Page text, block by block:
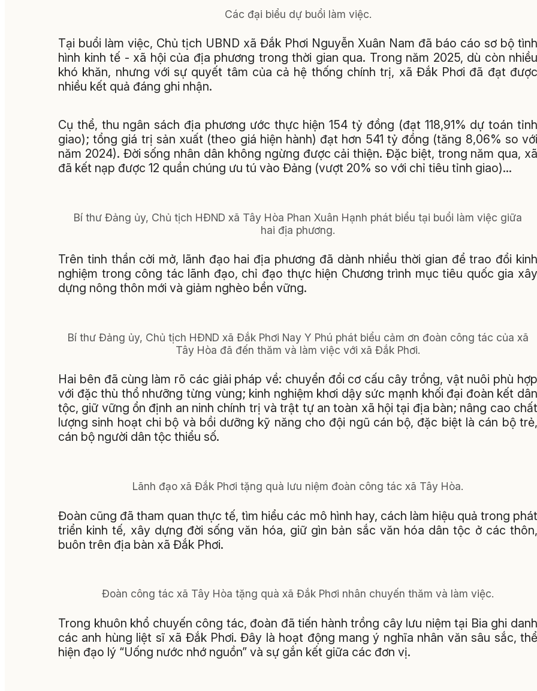
Các đại biểu dự buổi làm việc.
Tại buổi làm việc, Chủ tịch UBND xã Đắk Phơi Nguyễn Xuân Nam đã báo cáo sơ bộ tình
hình kinh tế - xã hội của địa phương trong thời gian qua. Trong năm 2025, dù còn nhiều
khó khăn, nhưng với sự quyết tâm của cả hệ thống chính trị, xã Đắk Phơi đã đạt được
nhiều kết quả đáng ghi nhận.
Cụ thể, thu ngân sách địa phương ước thực hiện 154 tỷ đồng (đạt 118,91% dự toán tỉnh
giao); tổng giá trị sản xuất (theo giá hiện hành) đạt hơn 541 tỷ đồng (tăng 8,06% so với
năm 2024). Đời sống nhân dân không ngừng được cải thiện. Đặc biệt, trong năm qua, xã
đã kết nạp được 12 quần chúng ưu tú vào Đảng (vượt 20% so với chỉ tiêu tỉnh giao)…
Bí thư Đảng ủy, Chủ tịch HĐND xã Tây Hòa Phan Xuân Hạnh phát biểu tại buổi làm việc giữa
hai địa phương.
Trên tinh thần cởi mở, lãnh đạo hai địa phương đã dành nhiều thời gian để trao đổi kinh
nghiệm trong công tác lãnh đạo, chỉ đạo thực hiện Chương trình mục tiêu quốc gia xây
dựng nông thôn mới và giảm nghèo bền vững.
Bí thư Đảng ủy, Chủ tịch HĐND xã Đắk Phơi Nay Y Phú phát biểu cảm ơn đoàn công tác của xã
Tây Hòa đã đến thăm và làm việc với xã Đắk Phơi.
Hai bên đã cùng làm rõ các giải pháp về: chuyển đổi cơ cấu cây trồng, vật nuôi phù hợp
với đặc thù thổ nhưỡng từng vùng; kinh nghiệm khơi dậy sức mạnh khối đại đoàn kết dân
tộc, giữ vững ổn định an ninh chính trị và trật tự an toàn xã hội tại địa bàn; nâng cao chất
lượng sinh hoạt chi bộ và bồi dưỡng kỹ năng cho đội ngũ cán bộ, đặc biệt là cán bộ trẻ,
cán bộ người dân tộc thiểu số.
Lãnh đạo xã Đắk Phơi tặng quà lưu niệm đoàn công tác xã Tây Hòa.
Đoàn cũng đã tham quan thực tế, tìm hiểu các mô hình hay, cách làm hiệu quả trong phát
triển kinh tế, xây dựng đời sống văn hóa, giữ gìn bản sắc văn hóa dân tộc ở các thôn,
buôn trên địa bàn xã Đắk Phơi.
Đoàn công tác xã Tây Hòa tặng quà xã Đắk Phơi nhân chuyến thăm và làm việc.
Trong khuôn khổ chuyến công tác, đoàn đã tiến hành trồng cây lưu niệm tại Bia ghi danh
các anh hùng liệt sĩ xã Đắk Phơi. Đây là hoạt động mang ý nghĩa nhân văn sâu sắc, thể
hiện đạo lý “Uống nước nhớ nguồn” và sự gắn kết giữa các đơn vị.